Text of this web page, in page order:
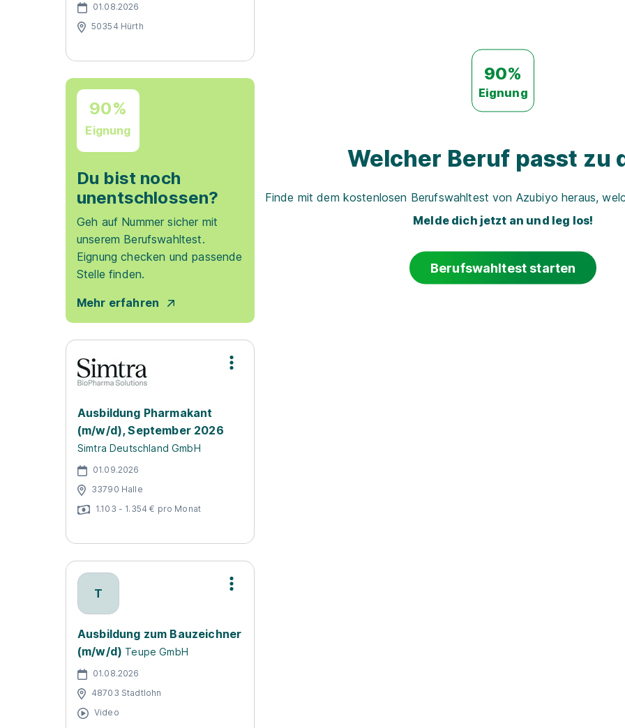
01.08.2026
50354 Hürth
90%
Eignung
Du bist noch
unentschlossen?
Geh auf Nummer sicher mit
unserem Berufswahltest.
Eignung checken und passende
Stelle finden.
Mehr erfahren
Ausbildung Pharmakant
(m/w/d), September 2026
Simtra Deutschland GmbH
01.09.2026
33790 Halle
1.103 - 1.354 € pro Monat
T
Ausbildung zum Bauzeichner
(m/w/d) Teupe GmbH
01.08.2026
48703 Stadtlohn
Video
90%
Eignung
Welcher Beruf passt zu
Finde mit dem kostenlosen Berufswahltest von Azubiyo heraus,
Melde dich jetzt an und leg los!
Berufswahltest starten